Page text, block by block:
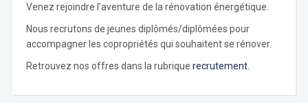
Venez rejoindre l’aventure de la rénovation énergétique.
Nous recrutons de jeunes diplômés/diplômées pour
accompagner les copropriétés qui souhaitent se rénover.
Retrouvez nos offres dans la rubrique recrutement.